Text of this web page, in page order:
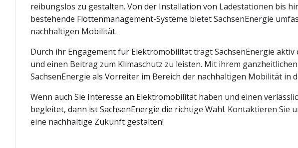
reibungslos zu gestalten. Von der Installation von Ladestationen bis
bestehende Flottenmanagement-Systeme bietet SachsenEnergie
nachhaltigen Mobilität.
Durch ihr Engagement für Elektromobilität trägt SachsenEnergie
und einen Beitrag zum Klimaschutz zu leisten. Mit ihrem
SachsenEnergie als Vorreiter im Bereich der nachhaltigen Mobilität in
Wenn auch Sie Interesse an Elektromobilität haben und einen
begleitet, dann ist SachsenEnergie die richtige Wahl. Kontaktieren Sie
eine nachhaltige Zukunft gestalten!